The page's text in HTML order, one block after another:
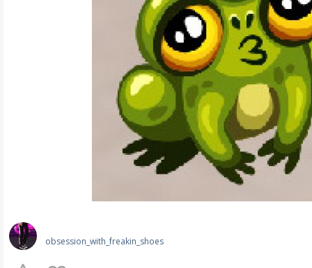
obsession_with_freakin_shoes